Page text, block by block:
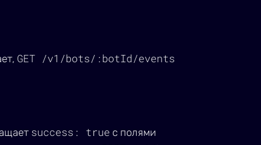
GET /v1/bots/:botId/events
success: true с полями